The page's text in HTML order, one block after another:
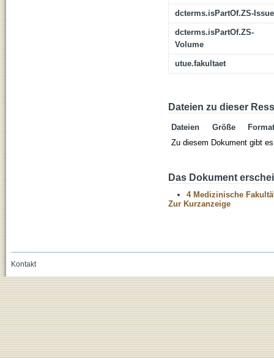
dcterms.isPartOf.ZS-Issue
dcterms.isPartOf.ZS-
Volume
utue.fakultaet
Dateien zu dieser
Dateien Größe
Format
Zu diesem Dokument gibt
Das Dokument
4 Medizinische
Zur Kurzanzeige
Kontakt